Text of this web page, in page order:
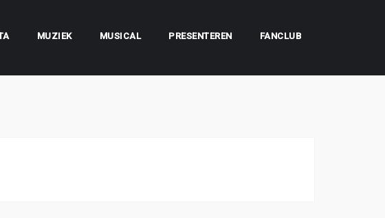
MUZIEK MUSICAL PRESENTEREN FANCLUB